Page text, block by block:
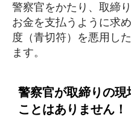
警察官をかたり、取締
お金を支払うように求
度（青切符）を悪用し
ます。
警察官が取締りの
ことはありません！